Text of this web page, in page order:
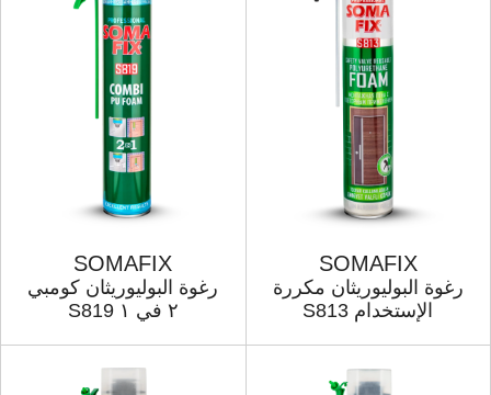
SOMAFIX
رغوة البولیوریثان مكررة
الإستخدام S813
SOMAFIX
رغوة البولیوریثان كومبي
۲ في ۱ S819